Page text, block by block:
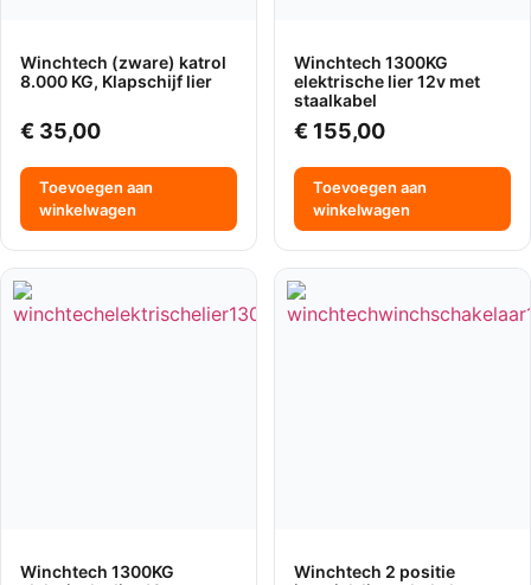
Winchtech (zware) katrol
8.000 KG, Klapschijf lier
€ 35,00
Toevoegen aan
winkelwagen
Winchtech 1300KG
elektrische lier 12v met
staalkabel
€ 155,00
Toevoegen aan
winkelwagen
Winchtech 1300KG
Winchtech 2 positie